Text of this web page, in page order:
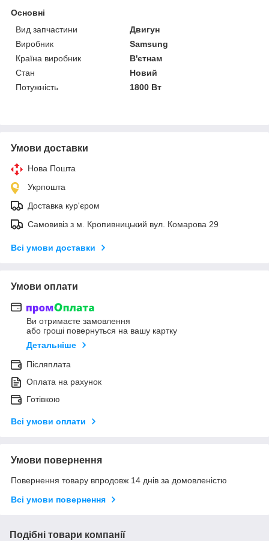
Основні
Вид запчастини
Двигун
Виробник
Samsung
Країна виробник
В'єтнам
Стан
Новий
Потужність
1800 Вт
Умови доставки
Нова Пошта
Укрпошта
Доставка кур'єром
Самовивіз з м. Кропивницький вул. Комарова 29
Всі умови доставки
Умови оплати
Ви отримаєте замовлення
або гроші повернуться на вашу картку
Детальніше
Післяплата
Оплата на рахунок
Готівкою
Всі умови оплати
Умови повернення
Повернення товару впродовж 14 днів за домовленістю
Всі умови повернення
Подібні товари компанії